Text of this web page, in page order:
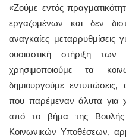
«Ζούμε εντός
εργαζομένων και δεν
αναγκαίες μεταρρυθμίσεις
ουσιαστική στήριξη
χρησιμοποιούμε τα
δημιουργούμε
που παρέμεναν άλυτα για
από το βήμα της
Κοινωνικών Υποθέσεων,